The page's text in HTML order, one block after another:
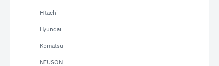
Hitachi
Hyundai
Komatsu
NEUSON